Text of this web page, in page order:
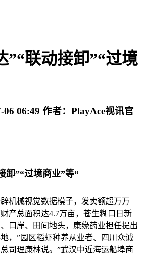
”“联动接卸”“过境
06 06:49 作者： PlayAce视讯官
卸”“过境商业”等“
械视觉数据模子，发卖额超万万
产总面积达4.7万亩，苍生糊口日新
口岸、田间地头，康缘药业担任提出
，”园区稻虾种养从业者、四川众诚
司理康林说。”武汉中近海运船埠商